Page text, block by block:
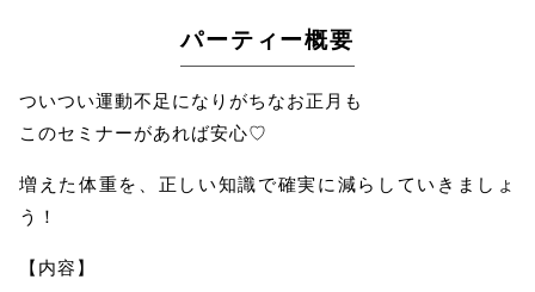
パーティー概要
ついつい運動不足になりがちなお正月も
このセミナーがあれば安心♡
増えた体重を、正しい知識で確実に減らしていきましょ
う！
【内容】